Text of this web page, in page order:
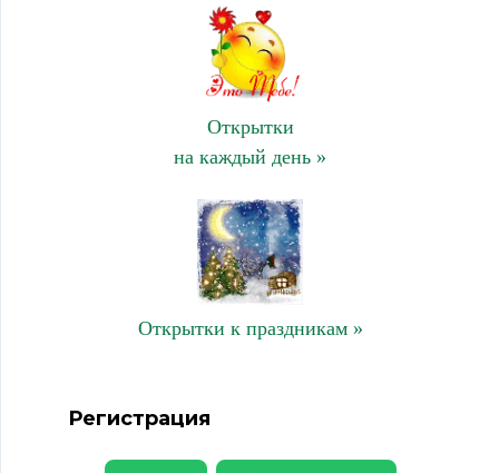
Открытки
на каждый день »
Открытки к праздникам »
Регистрация